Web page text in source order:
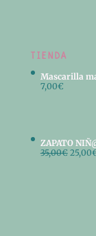
TIENDA
Mascarilla
7,00€
ZAPATO
35,00€ El
25,00